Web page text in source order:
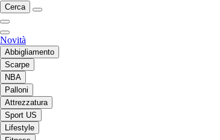
Cerca
Novità
Abbigliamento
Scarpe
NBA
Palloni
Attrezzatura
Sport US
Lifestyle